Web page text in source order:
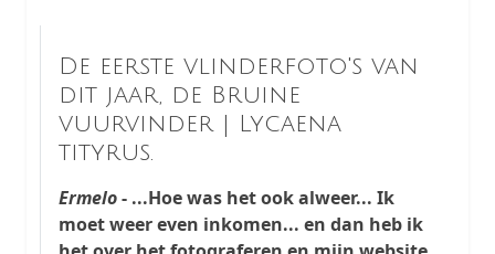
De eerste vlinderfoto's van
dit jaar, de Bruine
vuurvinder | Lycaena
tityrus.
Ermelo- ...Hoe was het ook alweer... Ik
moet weer even inkomen... en dan heb ik